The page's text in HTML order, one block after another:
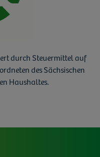
durch Steuermittel auf
des Sächsischen
Haushaltes.